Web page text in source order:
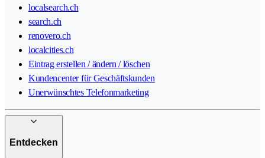
localsearch.ch
search.ch
renovero.ch
localcities.ch
Eintrag erstellen / ändern / löschen
Kundencenter für Geschäftskunden
Unerwünschtes Telefonmarketing
Entdecken